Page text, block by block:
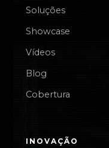
Soluções
Showcase
Vídeos
Blog
Cobertura
INOVAÇÃO